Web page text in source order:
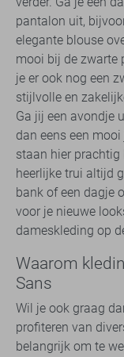
pantalon uit,
elegante blouse
mooi bij de zwarte
je er ook nog een
stijlvolle en
Ga jij een avondje
dan eens een
staan hier prachtig
heerlijke trui altijd
bank of een dagje
voor je nieuwe
dameskleding op
Waarom
Sans
Wil je ook graag
profiteren van
belangrijk om te